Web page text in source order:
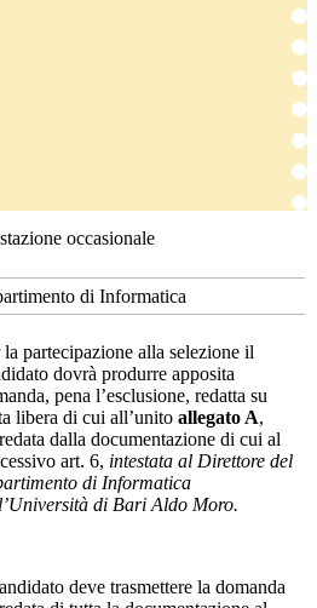
occasionale
di Informatica
la partecipazione alla selezione il
dovrà produrre apposita
pena l’esclusione, redatta su
libera di cui all’unito allegato A,
dalla documentazione di cui al
art. 6, intestata al Direttore del
di Informatica
di Bari Aldo Moro.
deve trasmettere la domanda